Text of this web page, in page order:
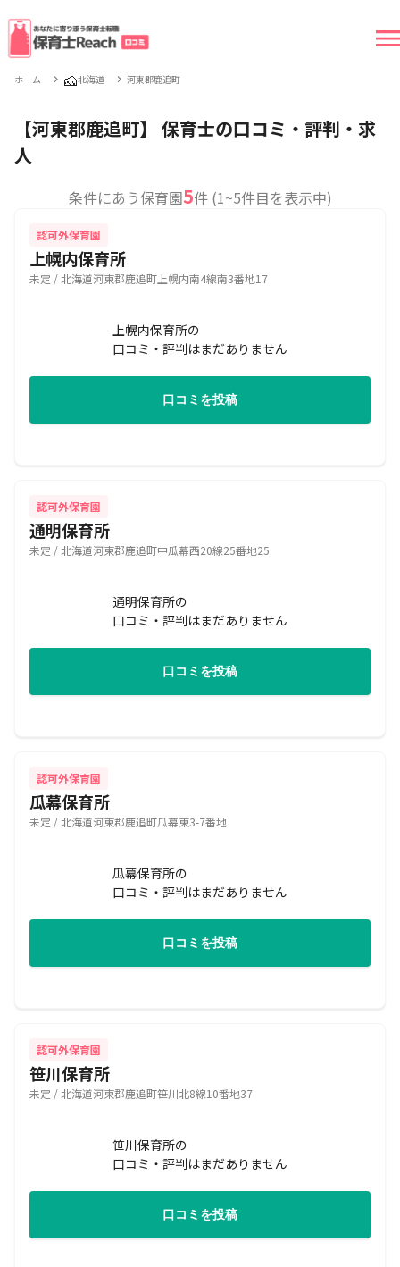
ホーム 🧀北海道 河東郡鹿追町
【河東郡鹿追町】 保育士の口コミ・評判・求
人
条件にあう保育園5件 (1~5件目を表示中)
認可外保育園
上幌内保育所
未定 / 北海道河東郡鹿追町上幌内南4線南3番地17
上幌内保育所の
口コミ・評判はまだありません
口コミを投稿
認可外保育園
通明保育所
未定 / 北海道河東郡鹿追町中瓜幕西20線25番地25
通明保育所の
口コミ・評判はまだありません
口コミを投稿
認可外保育園
瓜幕保育所
未定 / 北海道河東郡鹿追町瓜幕東3-7番地
瓜幕保育所の
口コミ・評判はまだありません
口コミを投稿
認可外保育園
笹川保育所
未定 / 北海道河東郡鹿追町笹川北8線10番地37
笹川保育所の
口コミ・評判はまだありません
口コミを投稿